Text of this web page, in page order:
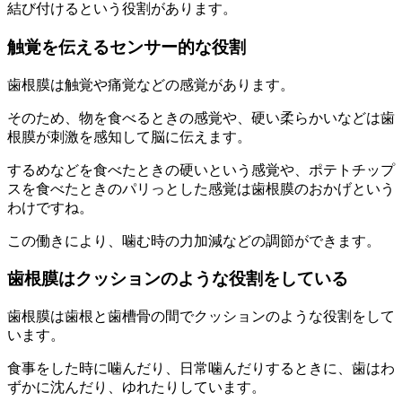
結び付けるという役割があります。
触覚を伝えるセンサー的な役割
歯根膜は触覚や痛覚などの感覚があります。
そのため、物を食べるときの感覚や、硬い柔らかいなどは歯
根膜が刺激を感知して脳に伝えます。
するめなどを食べたときの硬いという感覚や、ポテトチップ
スを食べたときのパリっとした感覚は歯根膜のおかげという
わけですね。
この働きにより、噛む時の力加減などの調節ができます。
歯根膜はクッションのような役割をしている
歯根膜は歯根と歯槽骨の間でクッションのような役割をして
います。
食事をした時に噛んだり、日常噛んだりするときに、歯はわ
ずかに沈んだり、ゆれたりしています。